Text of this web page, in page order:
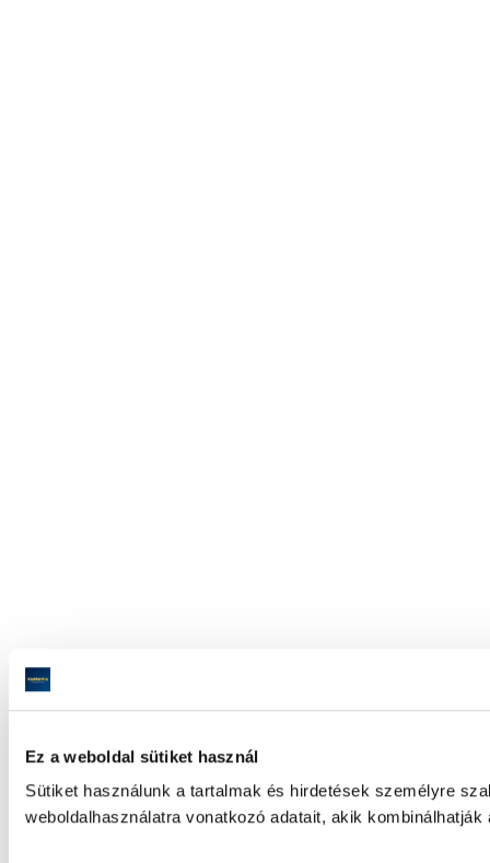
Ez a weboldal sütiket használ
Sütiket használunk a tartalmak és hirdetések személyre
weboldalhasználatra vonatkozó adatait, akik